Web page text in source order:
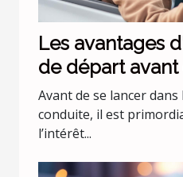
Les avantages
de départ avant
commencer les
conduite
Avant de se lancer
conduite, il est
l’intérêt...